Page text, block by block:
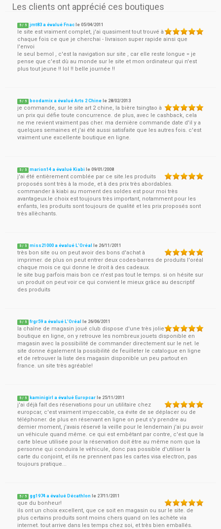
Les clients ont apprécié ces boutiques
5 / 5 jmt83 a évalué Fnac le05/04/2011
le site est vraiment complet, j'ai quasiment tout trouvé à
chaque fois ce que je cherchai - livraison super rapide ainsi que
l'envoi
le seul bemol , c'est la navigation sur site , car elle reste longue = je
pense que c'est dù au monde sur le site et mon ordinateur qui n'est
plus tout jeune !! lol !! belle journée !!
5 / 5 boodamix a évalué Arts 2 Chine le 28/02/2013
je commande, sur le site art 2 chine, la bière tsingtao à
un prix qui défie toute concurrence. de plus, avec le cashback, cela
ne me revient vraiment pas cher. ma dernière commande date d'il y a
quelques semaines et j'ai été aussi satisfaite que les autres fois. c'est
vraiment une excellente boutique en ligne.
5 / 5 marion14 a évalué Kiabi le09/01/2008
j'ai été entièrement comblée par ce site.les produits
proposés sont très à la mode, et à des prix très abordables.
commander à kiabi au moment des soldes est pour moi très
avantageux.le choix est toujours très important, notamment pour les
enfants, les produits sont toujours de qualité et les prix proposés sont
très allèchants.
5 / 5 miss21000 a évalué L'Oréal le 26/11/2011
très bon site ou on peut avoir des bons d'achat à
imprimer. de plus on peut entrer deux codes-barres de produits l'oréal
chaque mois ce qui donne le droit à des cadeaux.
le site bug parfois mais bon ce n'est pas tout le temps. si on hésite sur
un produit on peut voir ce qui convient le mieux grâce au descriptif
des produits
5 / 5 frgr59 a évalué L'Oréal le 26/06/2011
la chaîne de magasin joué club dispose d'une très jolie
boutique en ligne, on y retrouve les nombreux jouets disponible en
magasin avec la possibilité de commander directement sur le net. le
site donne également la possibilité de feuilleter le catalogue en ligne
et de retrouver la liste des magasin disponible un peu partout en
france. un site très agréable!
5 / 5 kaminigirl a évalué Europcar le 25/11/2011
j'ai déjà fait des réservations pour un utilitaire chez
europcar, c'est vraiment impeccable, ca évite de se déplacer ou de
téléphoner. de plus en réservant en ligne on peut s'y prendre au
dernier moment, j'avais réservé la veille pour le lendemain j'ai pu avoir
un véhicule quand même. ce qui est embêtant par contre, c'est que la
carte bleue utilisée pour la réservation doit être au même nom que la
personne qui conduira le véhicule, donc pas possible d'utiliser la
carte du conjoint, et ils ne prennent pas les cartes visa electron, pas
toujours pratique...
5 / 5 gg1974 a évalué Décathlon le 27/11/2011
que du bonheur!
ils ont un choix excellent, que ce soit en magasin ou sur le site. de
plus certains produits sont moins chers quand on les achète via
internet. tout arrive dans les temps chez soi, et très bien emballés.